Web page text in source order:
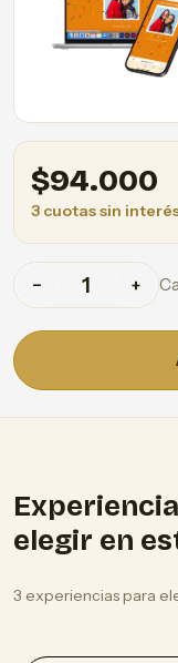
$94.000
3 cuotas sin
− +
elegir en
3 experiencias para